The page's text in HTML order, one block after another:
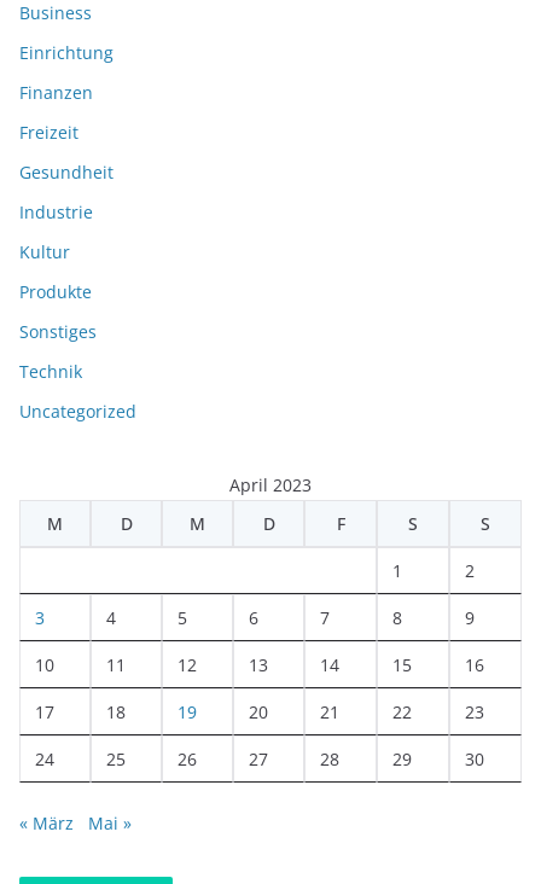
Business
Einrichtung
Finanzen
Freizeit
Gesundheit
Industrie
Kultur
Produkte
Sonstiges
Technik
Uncategorized
April 2023
M
D M D F S S
1 2
3 4 5 6 7 8 9
10 11 12 13 14 15 16
17 18 19 20 21 22 23
24 25 26 27 28 29 30
« März Mai »